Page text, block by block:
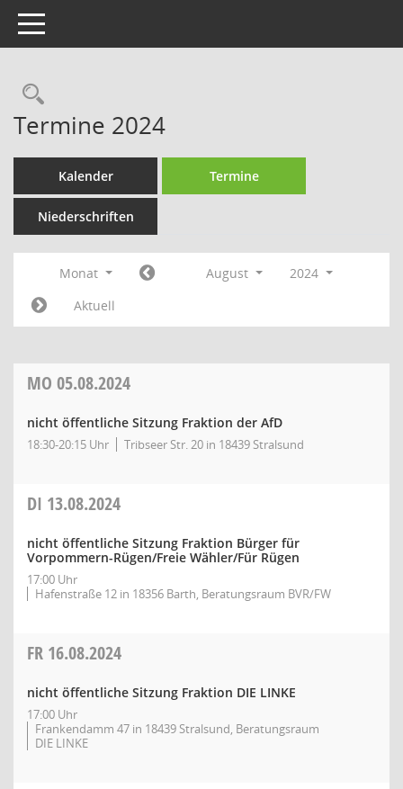
Toggle navigation
Rechercheauswahl
Termine 2024
Kalender Termine
Niederschriften
Monat August
2024
Aktuell
MO 05.08.2024
nicht öffentliche Sitzung Fraktion der AfD
18:30-20:15 Uhr Tribseer Str. 20 in 18439 Stralsund
DI 13.08.2024
nicht öffentliche Sitzung Fraktion Bürger für
Vorpommern-Rügen/Freie Wähler/Für Rügen
17:00 Uhr
Hafenstraße 12 in 18356 Barth, Beratungsraum BVR/FW
FR 16.08.2024
nicht öffentliche Sitzung Fraktion DIE LINKE
17:00 Uhr
Frankendamm 47 in 18439 Stralsund, Beratungsraum
DIE LINKE